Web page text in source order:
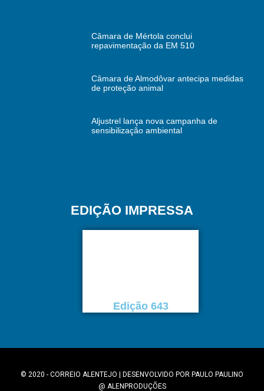
Câmara de Mértola conclui
repavimentação da EM 510
Câmara de Almodôvar antecipa medidas
de proteção animal
Aljustrel lança nova campanha de
sensibilização ambiental
EDIÇÃO IMPRESSA
Edição 643
© 2020 - CORREIO ALENTEJO | DESENVOLVIDO POR PAULO PAULINO
@ ALENPRODUÇÕES